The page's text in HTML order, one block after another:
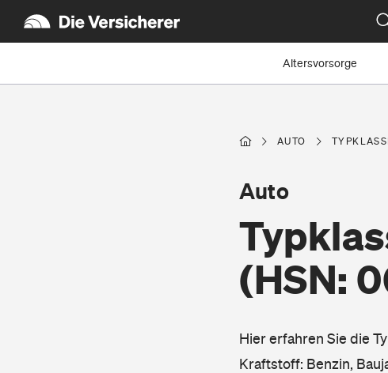
Altersvorsorge
AUTO
(HSN:
Auto
Hier erfahren Sie die
Kraftstoff: Benzin,